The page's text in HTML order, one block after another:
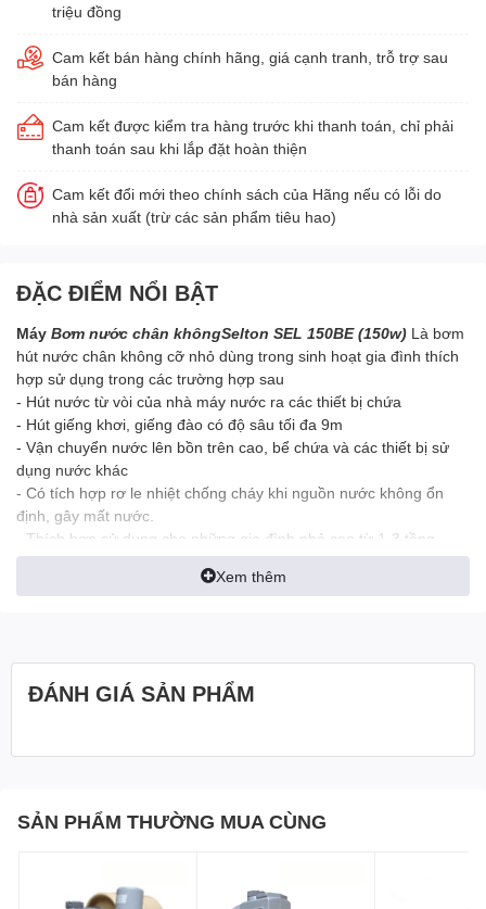
triệu đồng
Cam kết bán hàng chính hãng, giá cạnh tranh, trỗ trợ sau
bán hàng
Cam kết được kiểm tra hàng trước khi thanh toán, chỉ phải
thanh toán sau khi lắp đặt hoàn thiện
Cam kết đổi mới theo chính sách của Hãng nếu có lỗi do
nhà sản xuất (trừ các sản phẩm tiêu hao)
ĐẶC ĐIỂM NỔI BẬT
Máy Bơm nước chân khôngSelton SEL 150BE (150w) Là bơm
hút nước chân không cỡ nhỏ dùng trong sinh hoạt gia đình thích
hợp sử dụng trong các trường hợp sau
- Hút nước từ vòi của nhà máy nước ra các thiết bị chứa
- Hút giếng khơi, giếng đào có độ sâu tối đa 9m
- Vận chuyển nước lên bồn trên cao, bể chứa và các thiết bị sử
dụng nước khác
- Có tích hợp rơ le nhiệt chống cháy khi nguồn nước không ổn
định, gây mất nước.
- Thích hợp sử dụng cho những gia đình nhỏ cao từ 1-3 tầng
-Bơm Selton SEL 150BEđược sản xuất theo tiêu chuẩn ISO
Model
Selton SEL 150BE
Công suất
150 w
Cột áp
Max 30 m
Quốc gia sản xuất
Liên doanh Việt-Hàn
Xem thêm
ĐÁNH GIÁ SẢN PHẨM
SẢN PHẨM THƯỜNG MUA CÙNG